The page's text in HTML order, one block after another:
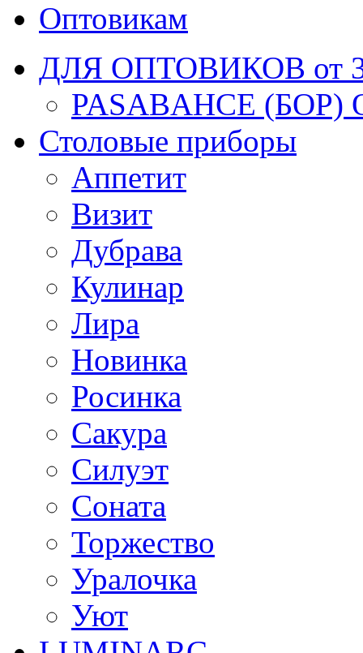
Оптовикам
ДЛЯ ОПТОВИКОВ от
PASABAHCE (БОР)
Столовые приборы
Аппетит
Визит
Дубрава
Кулинар
Лира
Новинка
Росинка
Сакура
Силуэт
Соната
Торжество
Уралочка
Уют